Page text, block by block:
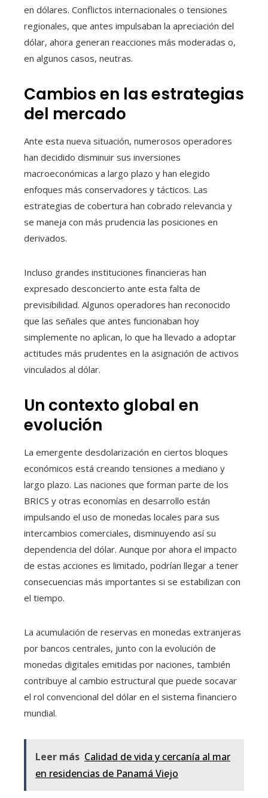
en dólares. Conflictos internacionales o tensiones
regionales, que antes impulsaban la apreciación del
dólar, ahora generan reacciones más moderadas o,
en algunos casos, neutras.
Cambios en las estrategias
del mercado
Ante esta nueva situación, numerosos operadores
han decidido disminuir sus inversiones
macroeconómicas a largo plazo y han elegido
enfoques más conservadores y tácticos. Las
estrategias de cobertura han cobrado relevancia y
se maneja con más prudencia las posiciones en
derivados.
Incluso grandes instituciones financieras han
expresado desconcierto ante esta falta de
previsibilidad. Algunos operadores han reconocido
que las señales que antes funcionaban hoy
simplemente no aplican, lo que ha llevado a adoptar
actitudes más prudentes en la asignación de activos
vinculados al dólar.
Un contexto global en
evolución
La emergente desdolarización en ciertos bloques
económicos está creando tensiones a mediano y
largo plazo. Las naciones que forman parte de los
BRICS y otras economías en desarrollo están
impulsando el uso de monedas locales para sus
intercambios comerciales, disminuyendo así su
dependencia del dólar. Aunque por ahora el impacto
de estas acciones es limitado, podrían llegar a tener
consecuencias más importantes si se estabilizan con
el tiempo.
La acumulación de reservas en monedas extranjeras
por bancos centrales, junto con la evolución de
monedas digitales emitidas por naciones, también
contribuye al cambio estructural que puede socavar
el rol convencional del dólar en el sistema financiero
mundial.
Leer más Calidad de vida y cercanía al mar
en residencias de Panamá Viejo